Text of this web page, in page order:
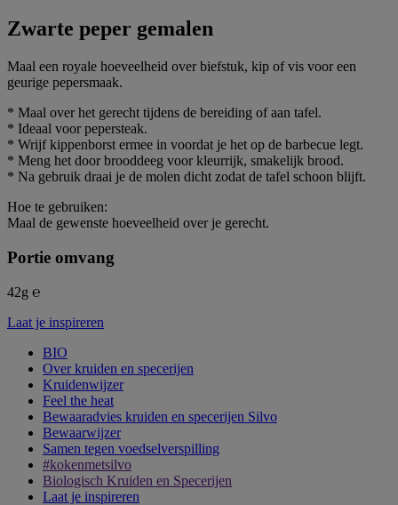
Zwarte peper gemalen
Maal een royale hoeveelheid over biefstuk, kip of vis voor een
geurige pepersmaak.
* Maal over het gerecht tijdens de bereiding of aan tafel.
* Ideaal voor pepersteak.
* Wrijf kippenborst ermee in voordat je het op de barbecue legt.
* Meng het door brooddeeg voor kleurrijk, smakelijk brood.
* Na gebruik draai je de molen dicht zodat de tafel schoon blijft.
Hoe te gebruiken:
Maal de gewenste hoeveelheid over je gerecht.
Portie omvang
42g ℮
Laat je inspireren
BIO
Over kruiden en specerijen
Kruidenwijzer
Feel the heat
Bewaaradvies kruiden en specerijen Silvo
Bewaarwijzer
Samen tegen voedselverspilling
#kokenmetsilvo
Biologisch Kruiden en Specerijen
Laat je inspireren